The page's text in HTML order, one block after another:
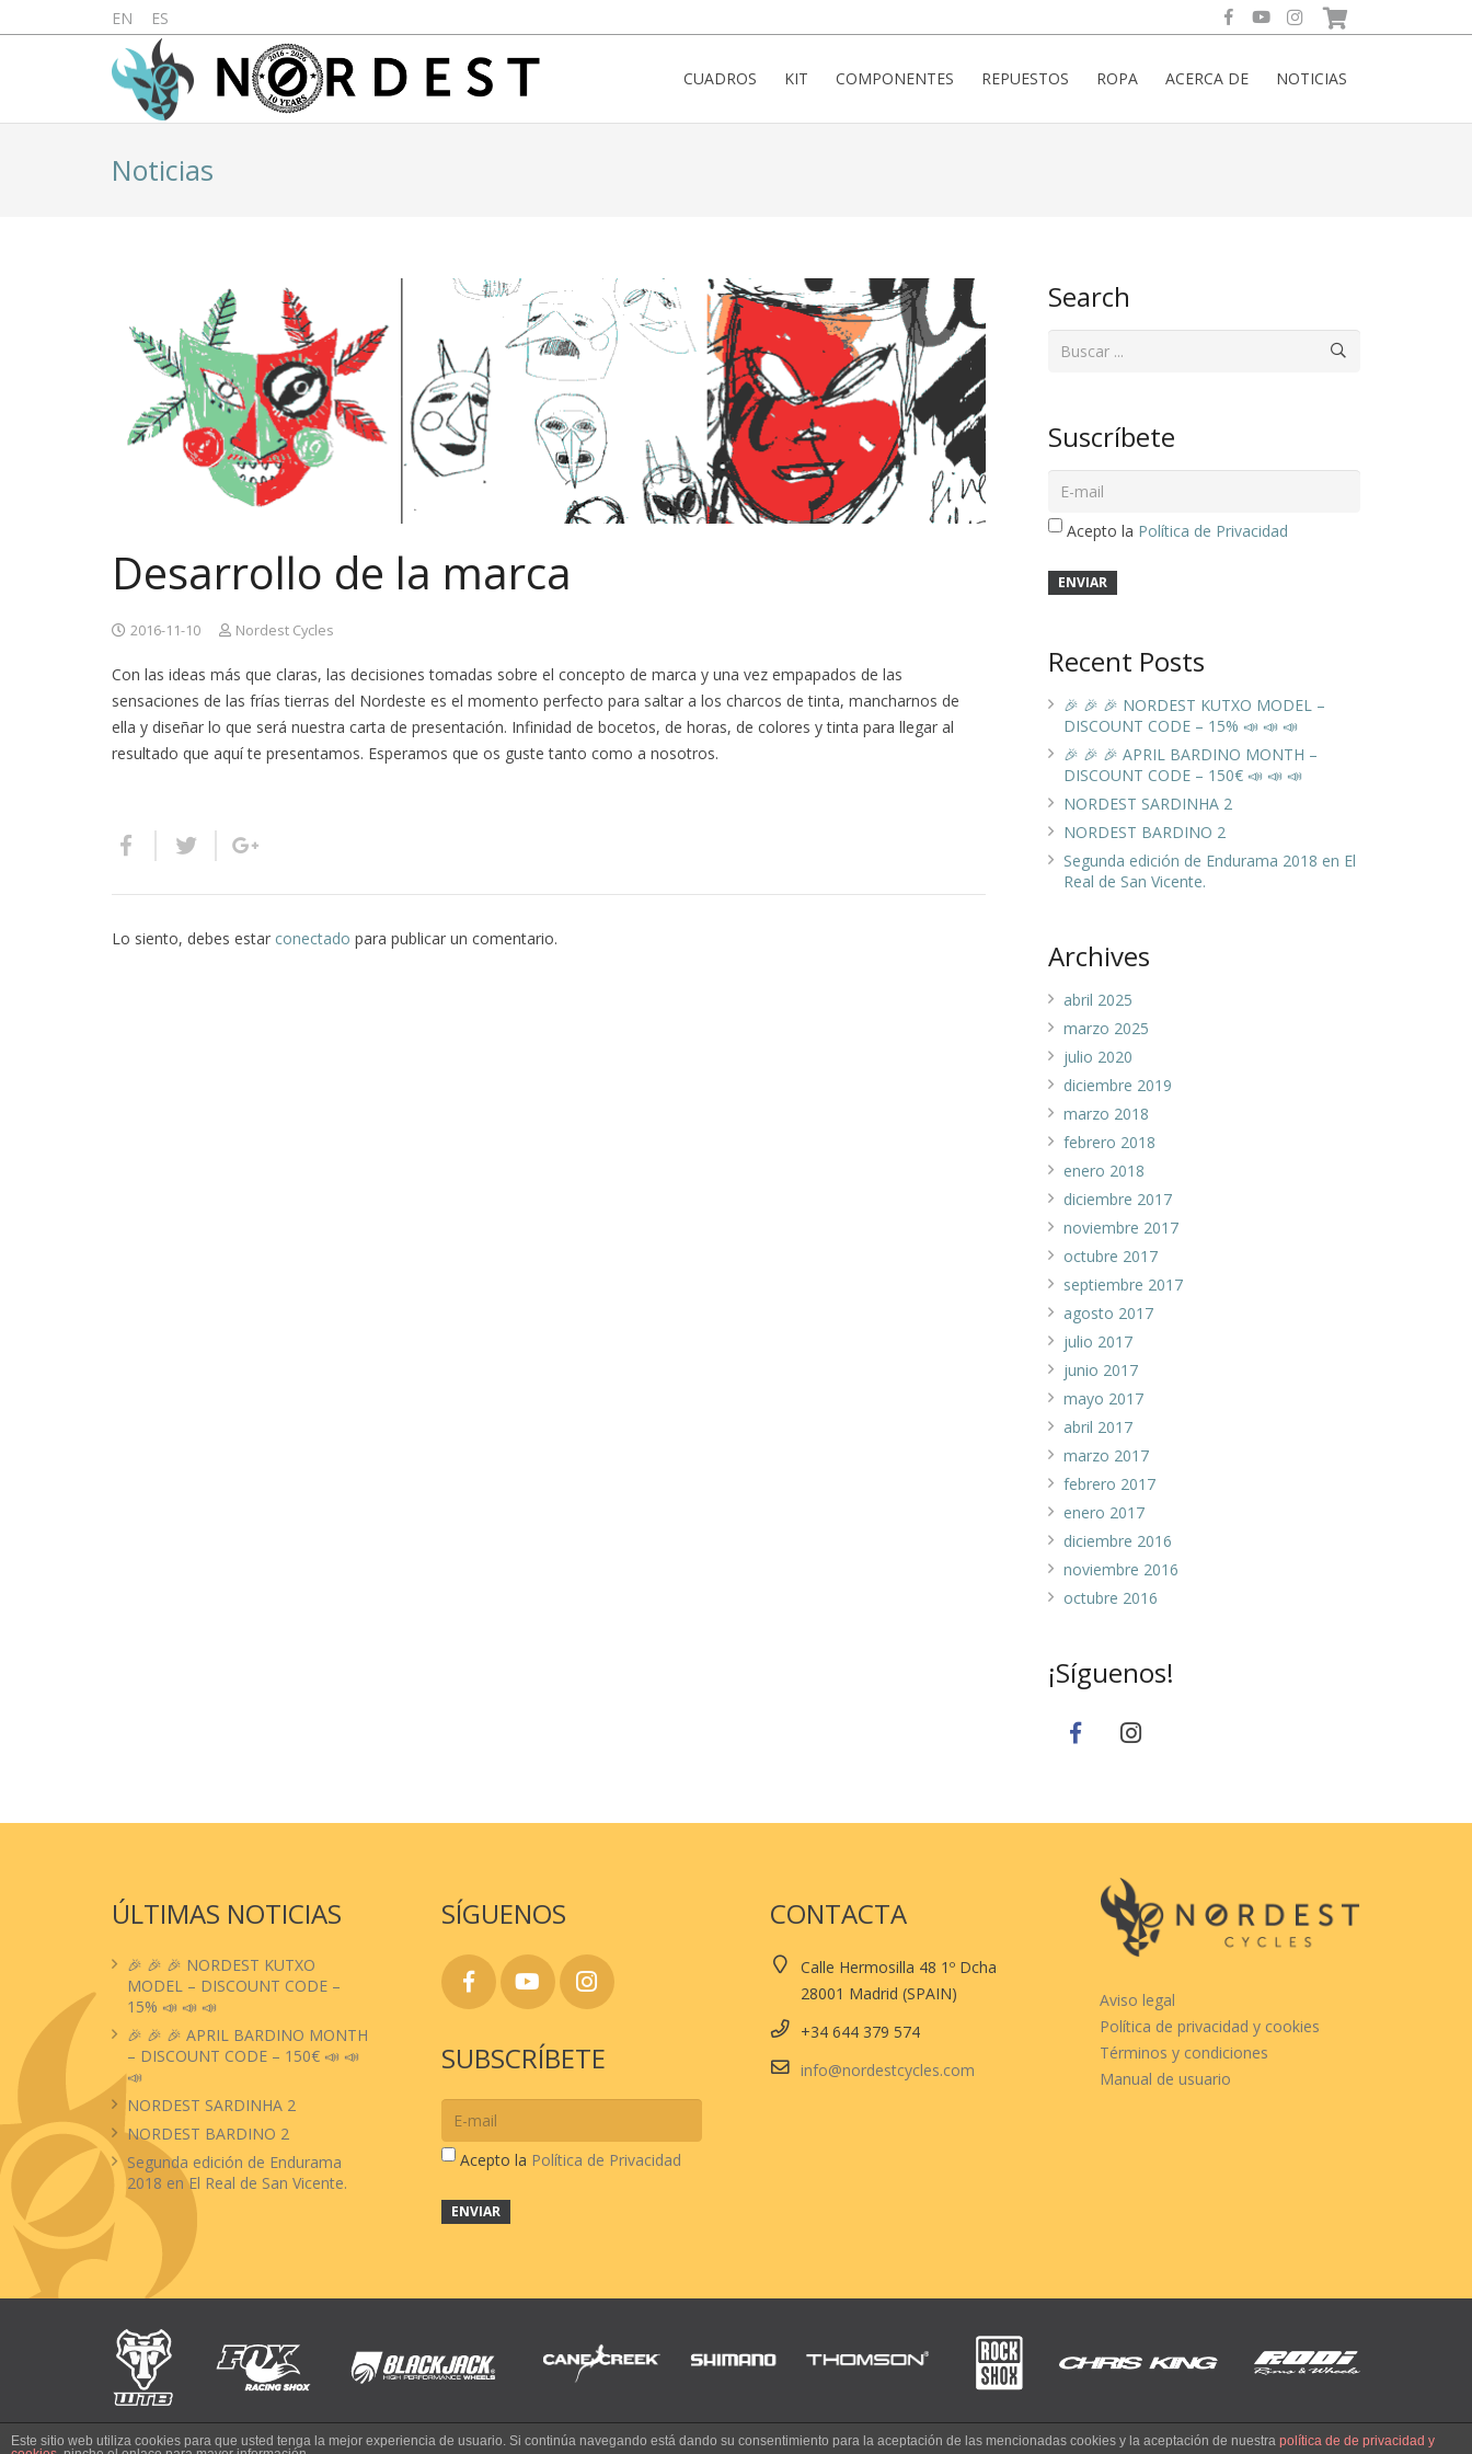
EN ES
CUADROS KIT COMPONENTES REPUESTOS ROPA ACERCA DE NOTICIAS
Noticias
Desarrollo de la marca
2016-11-10 Nordest Cycles
Con las ideas más que claras, las decisiones tomadas sobre el concepto de marca y una vez empapados de las
sensaciones de las frías tierras del Nordeste es el momento perfecto para saltar a los charcos de tinta, mancharnos de
ella y diseñar lo que será nuestra carta de presentación. Infinidad de bocetos, de horas, de colores y tinta para llegar al
resultado que aquí te presentamos. Esperamos que os guste tanto como a nosotros.
Lo siento, debes estar conectado para publicar un comentario.
Search
Suscríbete
Acepto la Política de Privacidad
Recent Posts
🎉 🎉 🎉 NORDEST KUTXO MODEL –
DISCOUNT CODE – 15% 📣 📣 📣
🎉 🎉 🎉 APRIL BARDINO MONTH –
DISCOUNT CODE – 150€ 📣 📣 📣
NORDEST SARDINHA 2
NORDEST BARDINO 2
Segunda edición de Endurama 2018 en El
Real de San Vicente.
Archives
abril 2025
marzo 2025
julio 2020
diciembre 2019
marzo 2018
febrero 2018
enero 2018
diciembre 2017
noviembre 2017
octubre 2017
septiembre 2017
agosto 2017
julio 2017
junio 2017
mayo 2017
abril 2017
marzo 2017
febrero 2017
enero 2017
diciembre 2016
noviembre 2016
octubre 2016
¡Síguenos!
ÚLTIMAS NOTICIAS
🎉 🎉 🎉 NORDEST KUTXO
MODEL – DISCOUNT CODE –
15% 📣 📣 📣
🎉 🎉 🎉 APRIL BARDINO MONTH
– DISCOUNT CODE – 150€ 📣 📣
📣
NORDEST SARDINHA 2
NORDEST BARDINO 2
Segunda edición de Endurama
2018 en El Real de San Vicente.
SÍGUENOS
SUBSCRÍBETE
Acepto la Política de Privacidad
CONTACTA
Calle Hermosilla 48 1º Dcha
28001 Madrid (SPAIN)
+34 644 379 574
info@nordestcycles.com
Aviso legal
Política de privacidad y cookies
Términos y condiciones
Manual de usuario
© 2017 NORDEST CYCLES
Este sitio web utiliza cookies para que usted tenga la mejor experiencia de usuario. Si continúa navegando está dando su consentimiento para la aceptación de las mencionadas cookies y la aceptación de nuestra política de de privacidad y